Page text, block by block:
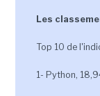
Les
Top 10 de
1- Python,